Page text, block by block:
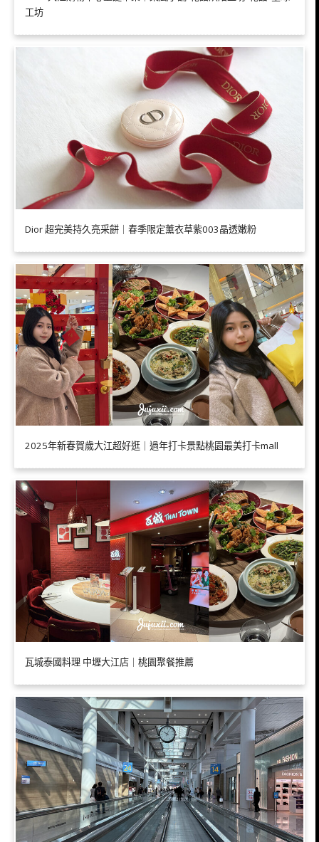
工坊
Dior 超完美持久亮采餅｜春季限定薰衣草紫003晶透嫩粉
2025年新春賀歲大江超好逛｜過年打卡景點桃園最美打卡mall
瓦城泰國料理 中壢大江店｜桃園聚餐推薦